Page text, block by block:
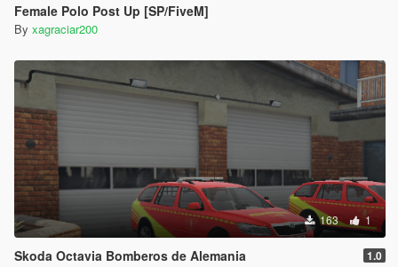
Female Polo Post Up [SP/FiveM]
By xagraciar200
163 1
Skoda Octavia Bomberos de Alemania 1.0